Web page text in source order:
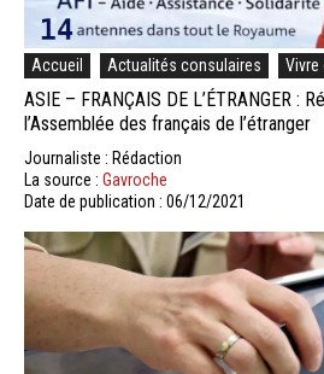
Accueil Actualités consulaires Vivre
ASIE – FRANÇAIS DE L’ÉTRANGER :
l’Assemblée des français de l’étranger
Journaliste : Rédaction
La source : Gavroche
Date de publication : 06/12/2021